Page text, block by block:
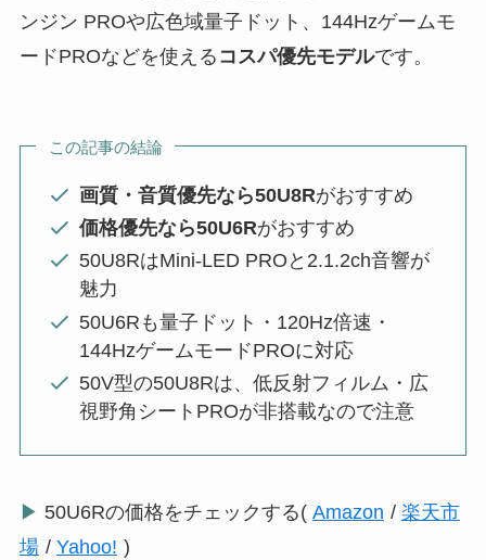
ンジン PROや広色域量子ドット、144Hzゲームモ
ードPROなどを使える コスパ優先モデルです。
この記事の結論
画質・音質優先なら50U8Rがおすすめ
価格優先なら50U6Rがおすすめ
50U8RはMini-LED PROと2.1.2ch音響が
魅力
50U6Rも量子ドット・120Hz倍速・
144HzゲームモードPROに対応
50V型の50U8Rは、低反射フィルム・広
視野角シートPROが非搭載なので注意
▶ 50U6Rの価格をチェックする( Amazon / 楽天市
場 / Yahoo! )